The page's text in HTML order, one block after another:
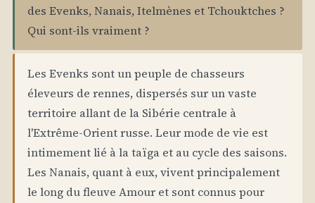
des Evenks, Nanais, Itelmènes et Tchouktches ?
Qui sont-ils vraiment ?
Les Evenks sont un peuple de chasseurs
éleveurs de rennes, dispersés sur un vaste
territoire allant de la Sibérie centrale à
l'Extrême-Orient russe. Leur mode de vie est
intimement lié à la taïga et au cycle des saisons.
Les Nanais, quant à eux, vivent principalement
le long du fleuve Amour et sont connus pour